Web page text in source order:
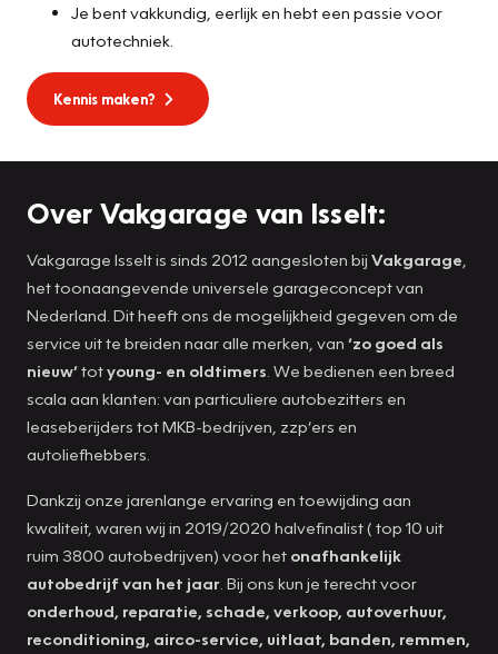
Je bent vakkundig, eerlijk en hebt een passie voor
autotechniek.
Kennis maken?
Over Vakgarage van Isselt:
Vakgarage Isselt is sinds 2012 aangesloten bij Vakgarage
het toonaangevende universele garageconcept van
Nederland. Dit heeft ons de mogelijkheid gegeven om de
service uit te breiden naar alle merken, van ‘zo goed als
nieuw’totyoung- en oldtimers . We bedienen een breed
scala aan klanten: van particuliere autobezitters en
leaseberijders tot MKB-bedrijven, zzp’ers en
autoliefhebbers.
Dankzij onze jarenlange ervaring en toewijding aan
kwaliteit, waren wij in 2019/2020 halvefinalist ( top 10 uit
ruim 3800 autobedrijven) voor het onafhankelijk
autobedrijf van het jaar . Bij ons kun je terecht voor
onderhoud, reparatie, schade, verkoop, autoverhuur,
reconditioning, airco-service, uitlaat, banden, remmen,